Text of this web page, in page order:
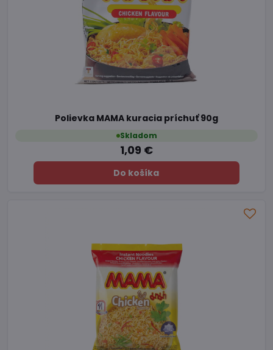
Polievka MAMA kuracia príchuť 90g
Skladom
1,09 €
Do košíka